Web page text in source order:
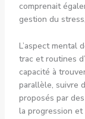
comprenait
gestion du
L’aspect mental
trac et routines
capacité à
parallèle, suivre
proposés par
la progression et